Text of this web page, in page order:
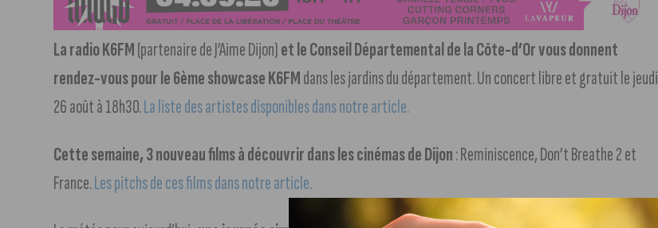
La radio K6FM(partenaire de J’Aime Dijon)et le Conseil Départemental de la Côte-d’Or vous donnent
rendez-vous pour le 6ème showcase K6FMdans les jardins du département. Un concert libre et gratuit le jeudi
26 août à 18h30.La liste des artistes disponibles dans notre article.
Cette semaine, 3 nouveau films à découvrir dans les cinémas de Dijon: Reminiscence, Don’t Breathe 2 et
France.Les pitchs de ces films dans notre article.